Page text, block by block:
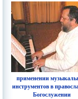
применении
инструментов в
Богослужении